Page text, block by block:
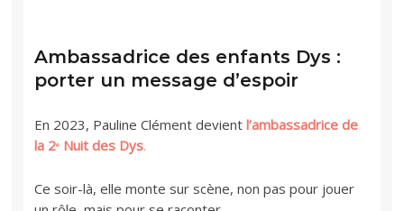
Ambassadrice des enfants Dys :
porter un message d’espoir
En 2023, Pauline Clément devientl’ambassadrice de
la 2ᵉ Nuit des Dys.
Ce soir-là, elle monte sur scène, non pas pour jouer